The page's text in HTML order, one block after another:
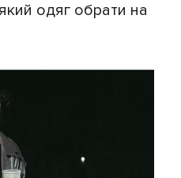
одяг обрати на